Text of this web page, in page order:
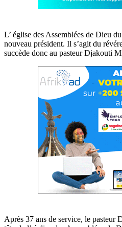
L’ église des Assemblées de Dieu
nouveau président. Il s’agit du
succède donc au pasteur Djakouti
Après 37 ans de service, le pasteur